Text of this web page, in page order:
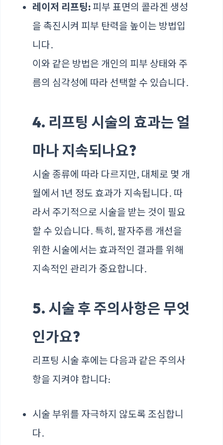
레이저 리프팅: 피부 표면의 콜라겐 생성
을 촉진시켜 피부 탄력을 높이는 방법입
니다.
이와 같은 방법은 개인의 피부 상태와 주
름의 심각성에 따라 선택할 수 있습니다.
4. 리프팅 시술의 효과는 얼
마나 지속되나요?
시술 종류에 따라 다르지만, 대체로 몇 개
월에서 1년 정도 효과가 지속됩니다. 따
라서 주기적으로 시술을 받는 것이 필요
할 수 있습니다. 특히, 팔자주름 개선을
위한 시술에서는 효과적인 결과를 위해
지속적인 관리가 중요합니다.
5. 시술 후 주의사항은 무엇
인가요?
리프팅 시술 후에는 다음과 같은 주의사
항을 지켜야 합니다:
시술 부위를 자극하지 않도록 조심합니
다.